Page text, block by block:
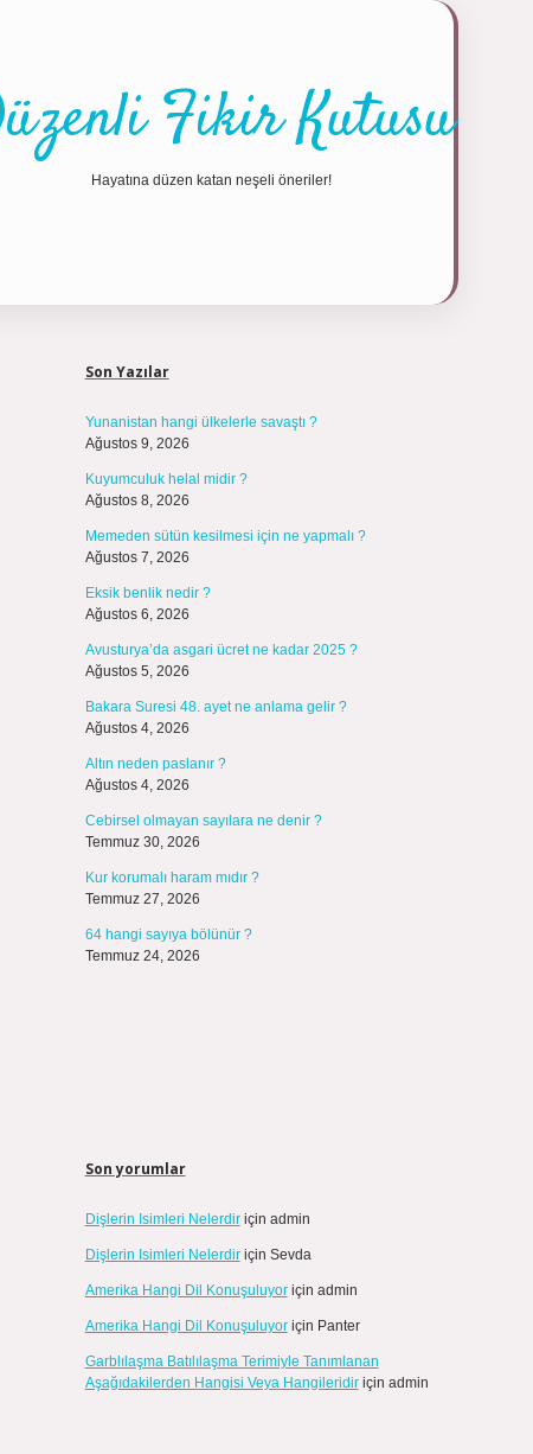
Fikir Kutusu
Hayatına düzen katan neşeli öneriler!
Son Yazılar
Yunanistan hangi ülkelerle savaştı ?
Ağustos 9, 2026
Kuyumculuk helal midir ?
Ağustos 8, 2026
Memeden sütün kesilmesi için ne yapmalı ?
Ağustos 7, 2026
Eksik benlik nedir ?
Ağustos 6, 2026
Avusturya’da asgari ücret ne kadar 2025 ?
Ağustos 5, 2026
Bakara Suresi 48. ayet ne anlama gelir ?
Ağustos 4, 2026
Altın neden paslanır ?
Ağustos 4, 2026
Cebirsel olmayan sayılara ne denir ?
Temmuz 30, 2026
Kur korumalı haram mıdır ?
Temmuz 27, 2026
64 hangi sayıya bölünür ?
Temmuz 24, 2026
Son yorumlar
Dişlerin Isimleri Nelerdiriçin admin
Dişlerin Isimleri Nelerdiriçin Sevda
Amerika Hangi Dil Konuşuluyoriçin admin
Amerika Hangi Dil Konuşuluyoriçin Panter
Garblılaşma Batılılaşma Terimiyle Tanımlanan
Aşağıdakilerden Hangisi Veya Hangileridiriçin admin